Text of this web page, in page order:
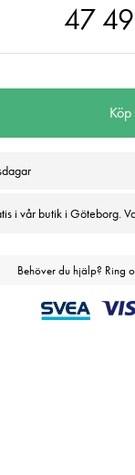
490 kr47
Köp
i vår butik i Göteborg.
Behöver du hjälp? Ring